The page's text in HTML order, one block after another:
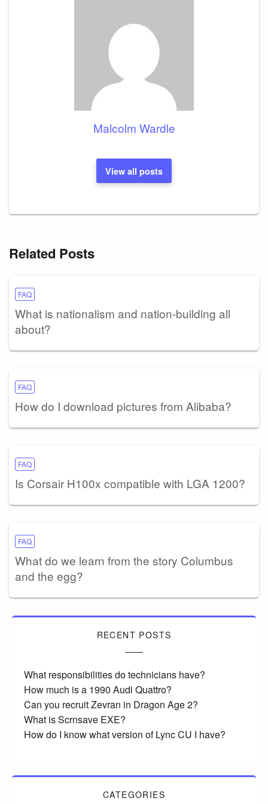
Malcolm Wardle
View all posts
Related Posts
FAQ
What is nationalism and nation-building all
about?
FAQ
How do I download pictures from Alibaba?
FAQ
Is Corsair H100x compatible with LGA 1200?
FAQ
What do we learn from the story Columbus
and the egg?
RECENT POSTS
What responsibilities do technicians have?
How much is a 1990 Audi Quattro?
Can you recruit Zevran in Dragon Age 2?
What is Scrnsave EXE?
How do I know what version of Lync CU I have?
CATEGORIES